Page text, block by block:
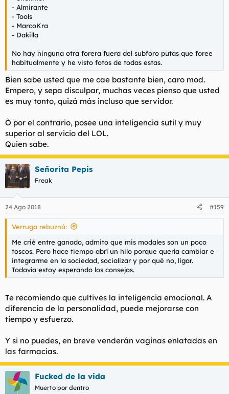
- Almirante
- Tools
- MarcoKra
- Dakilla
No hay ninguna otra forera fuera del subforo putas que foree
habitualmente y he visto fotos de todas estas.
Bien sabe usted que me cae bastante bien, caro mod.
Empero, y sepa disculpar, muchas veces pienso que usted
es muy tonto, quizá más incluso que servidor.
Ò por el contrario, posee una inteligencia sutil y muy
superior al servicio del LOL.
Quien sabe.
Señorita Pepis
Freak
24 Ago 2018 #159
Verruga rebuznó:
Me crié entre ganado, admito que mis modales son un poco
toscos. Pero hace tiempo abrí un hilo porque quería cambiar e
integrarme en la sociedad, socializar y por qué no, ligar.
Todavía estoy esperando los consejos.
Te recomiendo que cultives la inteligencia emocional. A
diferencia de la personalidad, puede mejorarse con
tiempo y esfuerzo.
Y si no puedes, en breve venderán vaginas enlatadas en
las farmacias.
Fucked de la vida
Muerto por dentro